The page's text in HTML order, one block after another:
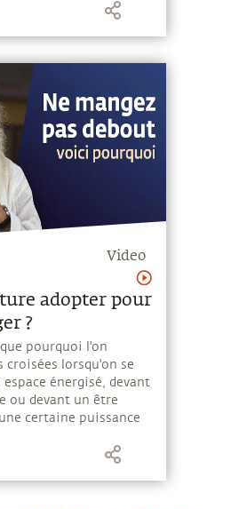
Video
adopter pour
?
pourquoi l'on
croisées lorsqu'on se
énergisé, devant
ou devant un être
certaine puissance